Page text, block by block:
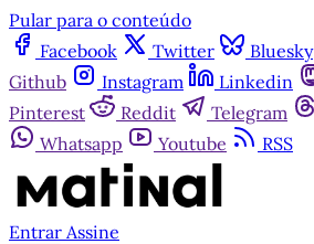
Pular para o conteúdo
Facebook
Twitter Bluesky
Github
Instagram Linkedin
Pinterest
Reddit Telegram
Whatsapp
Youtube RSS
Entrar Assine